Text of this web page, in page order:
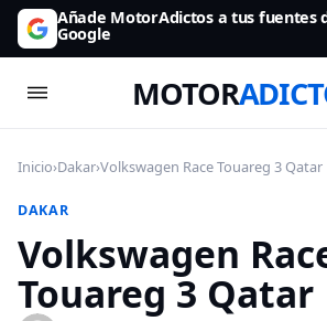
Añade MotorAdictos a tus fuentes
Google
MOTOR
Inicio›Dakar›Volkswagen Race Touareg 3 Qatar
DAKAR
Volkswagen
Touareg 3 Qatar